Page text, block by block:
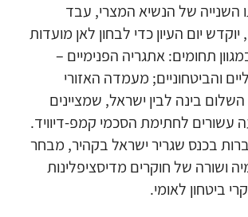
השנייה של הנשיא המצרי, עבד
יום העיון כדי לבחון לאן מועדות
תחומים: אתגריה הפנימיים –
והביטחוניים; מעמדה האזורי
השלום בינה לבין ישראל, שמציינים
עשורים לחתימת הסכמי קמפ-דיוויד.
בכנס שגריר ישראל בקהיר, מבחר
ושורה של חוקרים מדיסציפלינות
ביטחון לאומי.